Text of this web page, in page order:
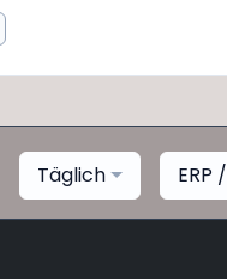
Täglich ERP